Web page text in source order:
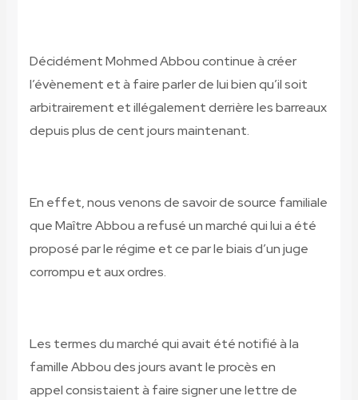
Décidément Mohmed Abbou continue à créer
l’évènement et à faire parler de lui bien qu’il soit
arbitrairement et illégalement derrière les barreaux
depuis plus de cent jours maintenant.
En effet, nous venons de savoir de source familiale
que Maître Abbou a refusé un marché qui lui a été
proposé par le régime et ce par le biais d’un juge
corrompu et aux ordres.
Les termes du marché qui avait été notifié à la
famille Abbou des jours avant le procès en
appel consistaient à faire signer une lettre de